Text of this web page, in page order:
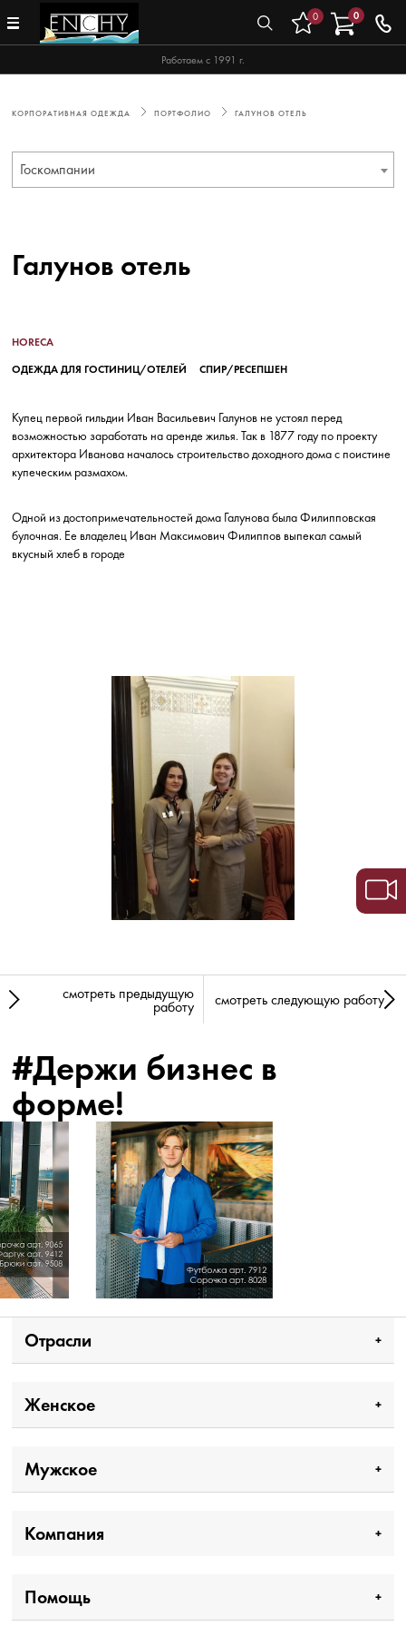
Работаем с 1991 г.
0 0
КОРПОРАТИВНАЯ ОДЕЖДА ПОРТФОЛИО ГАЛУНОВ ОТЕЛЬ
Госкомпании
Галунов отель
HORECA
ОДЕЖДА ДЛЯ ГОСТИНИЦ/ОТЕЛЕЙ
СПИР/РЕСЕПШЕН
Купец первой гильдии Иван Васильевич Галунов не устоял перед
возможностью заработать на аренде жилья. Так в 1877 году по проекту
архитектора Иванова началось строительство доходного дома с поистине
купеческим размахом.
Одной из достопримечательностей дома Галунова была Филипповская
булочная. Ее владелец Иван Максимович Филиппов выпекал самый
вкусный хлеб в городе
смотреть предыдущую
работу смотреть следующую работу
#Держи бизнес в
форме!
Отрасли
Женское
Мужское
Компания
Помощь